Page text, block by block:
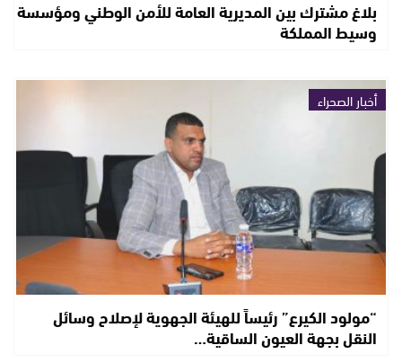
بلاغ مشترك بين المديرية العامة للأمن الوطني ومؤسسة
وسيط المملكة
أخبار الصحراء
“مولود الكيرع” رئيساً للهيئة الجهوية لإصلاح وسائل
النقل بجهة العيون الساقية…